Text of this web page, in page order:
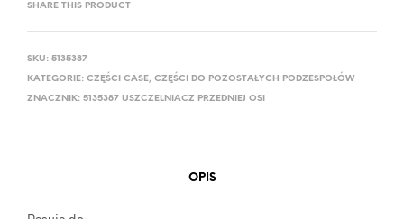
SHARE THIS PRODUCT
SKU: 5135387
KATEGORIE: CZĘŚCI CASE, CZĘŚCI DO POZOSTAŁYCH PODZESPOŁÓW
ZNACZNIK: 5135387 USZCZELNIACZ PRZEDNIEJ OSI
OPIS